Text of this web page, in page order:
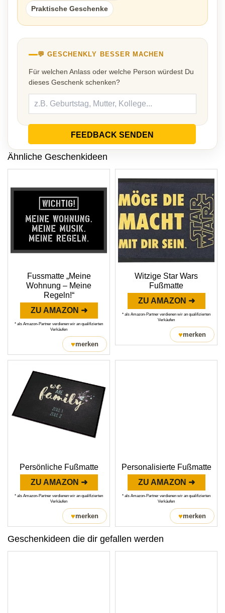
Praktische Geschenke
💬 GESCHENKLY BESSER MACHEN
Für welchen Anlass oder welche Person würdest Du
dieses Geschenk schenken?
FEEDBACK SENDEN
Ähnliche Geschenkideen
Fussmatte „Meine
Wohnung – Meine
Regeln!“
ZU AMAZON ➜
* als Amazon-Partner verdienen wir an qualifizierten
Verkäufen
♥merken
Witzige Star Wars
Fußmatte
ZU AMAZON ➜
* als Amazon-Partner verdienen wir an qualifizierten
Verkäufen
♥merken
Persönliche Fußmatte
ZU AMAZON ➜
* als Amazon-Partner verdienen wir an qualifizierten
Verkäufen
♥merken
Personalisierte Fußmatte
ZU AMAZON ➜
* als Amazon-Partner verdienen wir an qualifizierten
Verkäufen
♥merken
Geschenkideen die dir gefallen werden